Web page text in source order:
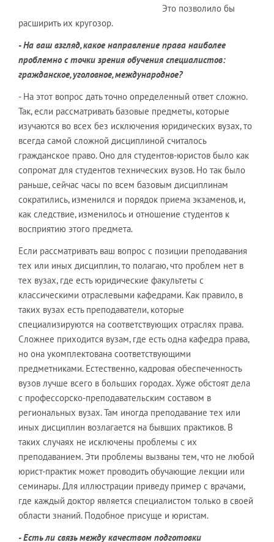
Это позволило бы
расширить их кругозор.
- На ваш взгляд, какое направление права наиболее
проблемно с точки зрения обучения специалистов:
гражданское, уголовное, международное?
- На этот вопрос дать точно определенный ответ сложно.
Так, если рассматривать базовые предметы, которые
изучаются во всех без исключения юридических вузах, то
всегда самой сложной дисциплиной считалось
гражданское право. Оно для студентов-юристов было как
сопромат для студентов технических вузов. Но так было
раньше, сейчас часы по всем базовым дисциплинам
сократились, изменился и порядок приема экзаменов, и,
как следствие, изменилось и отношение студентов к
восприятию этого предмета.
Если рассматривать ваш вопрос с позиции преподавания
тех или иных дисциплин, то полагаю, что проблем нет в
тех вузах, где есть юридические факультеты с
классическими отраслевыми кафедрами. Как правило, в
таких вузах есть преподаватели, которые
специализируются на соответствующих отраслях права.
Сложнее приходится вузам, где есть одна кафедра права,
но она укомплектована соответствующими
предметниками. Естественно, кадровая обеспеченность
вузов лучше всего в больших городах. Хуже обстоят дела
с профессорско-преподавательским составом в
региональных вузах. Там иногда преподавание тех или
иных дисциплин возлагается на бывших практиков. В
таких случаях не исключены проблемы с их
преподаванием. Эти проблемы вызваны тем, что не любой
юрист-практик может проводить обучающие лекции или
семинары. Для иллюстрации приведу пример с врачами,
где каждый доктор является специалистом только в своей
области знаний. Подобное присуще и юристам.
- Есть ли связь между качеством подготовки